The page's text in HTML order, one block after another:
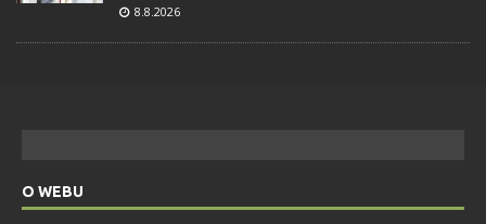
8.8.2026
O WEBU